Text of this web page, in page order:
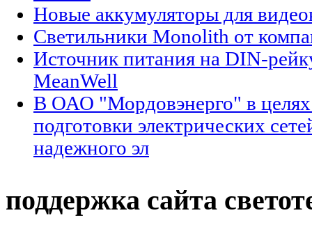
Новые аккумуляторы для
Светильники Monolith от
Источник питания на DIN-
MeanWell
В ОАО "Мордовэнерго" в целях
подготовки электрических
надежного эл
поддержка сайта